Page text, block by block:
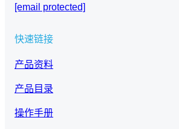
[email protected]
快速链接
产品资料
产品目录
操作手册